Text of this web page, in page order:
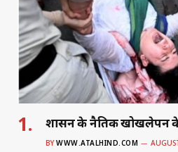
शासन के नैतिक खोखलेपन के
BY WWW.ATALHIND.COM